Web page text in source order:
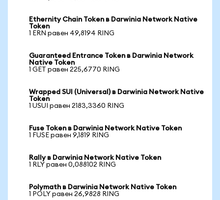
Ethernity Chain Token в Darwinia Network Native
Token
1 ERN равен 49,8194 RING
Guaranteed Entrance Token в Darwinia Network
Native Token
1 GET равен 225,6770 RING
Wrapped SUI (Universal) в Darwinia Network Native
Token
1 USUI равен 2183,3360 RING
Fuse Token в Darwinia Network Native Token
1 FUSE равен 9,1819 RING
Rally в Darwinia Network Native Token
1 RLY равен 0,088102 RING
Polymath в Darwinia Network Native Token
1 POLY равен 26,9828 RING